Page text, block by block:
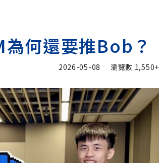
何還要推Bob？
2026-05-08 瀏覽數 1,550+